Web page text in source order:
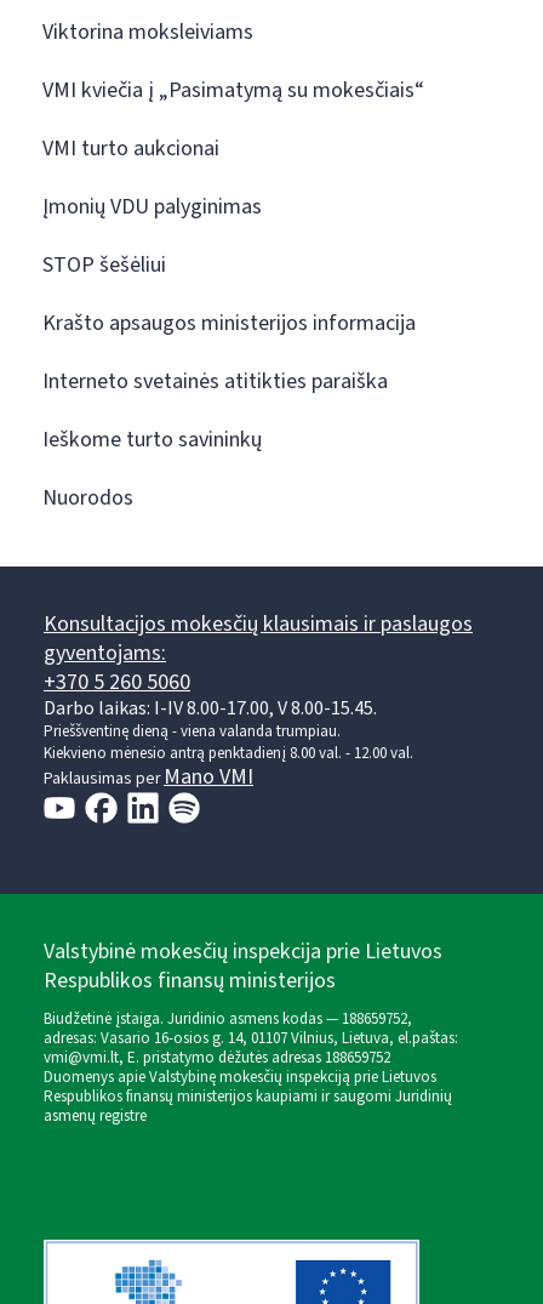
Viktorina moksleiviams
VMI kviečia į „Pasimatymą su mokesčiais“
VMI turto aukcionai
Įmonių VDU palyginimas
STOP šešėliui
Krašto apsaugos ministerijos informacija
Interneto svetainės atitikties paraiška
Ieškome turto savininkų
Nuorodos
Konsultacijos mokesčių klausimais ir paslaugos
gyventojams:
+370 5 260 5060
Darbo laikas: I-IV 8.00-17.00, V 8.00-15.45.
Prieššventinę dieną - viena valanda trumpiau.
Kiekvieno mėnesio antrą penktadienį 8.00 val. - 12.00 val.
Paklausimas perMano VMI
Valstybinė mokesčių inspekcija prie Lietuvos
Respublikos finansų ministerijos
Biudžetinė įstaiga. Juridinio asmens kodas — 188659752,
adresas: Vasario 16-osios g. 14, 01107 Vilnius, Lietuva, el.paštas:
vmi@vmi.lt, E. pristatymo dėžutės adresas 188659752
Duomenys apie Valstybinę mokesčių inspekciją prie Lietuvos
Respublikos finansų ministerijos kaupiami ir saugomi Juridinių
asmenų registre